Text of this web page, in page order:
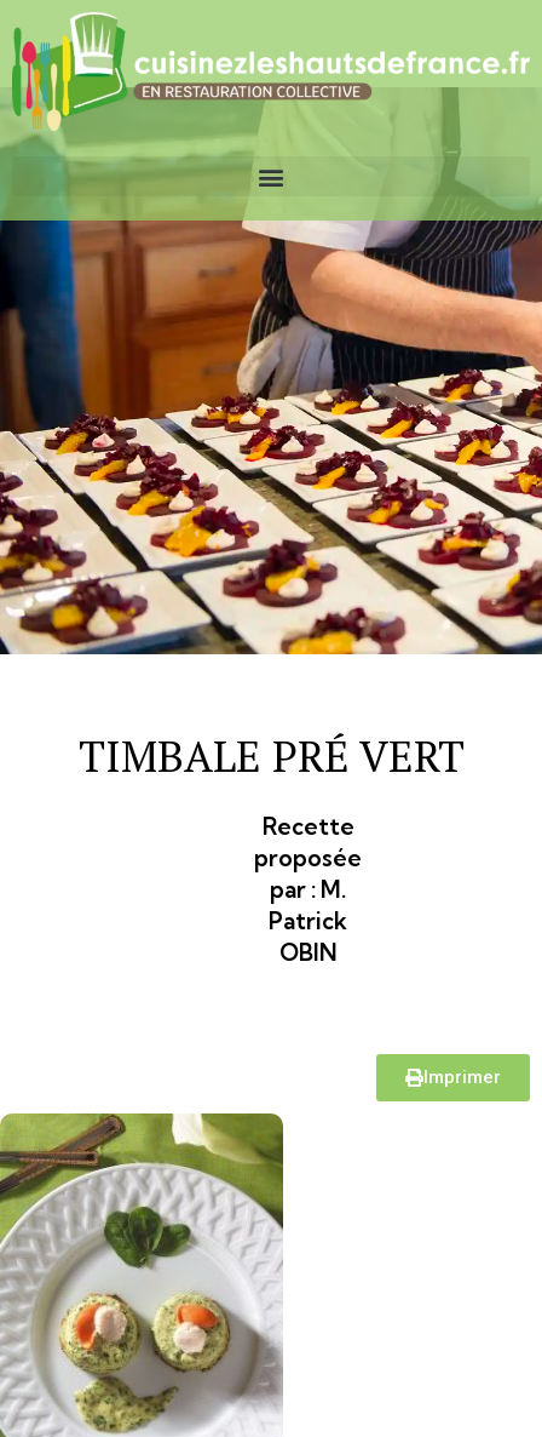
TIMBALE PRÉ VERT
Recette
proposée
par : M.
Patrick
OBIN
Imprimer